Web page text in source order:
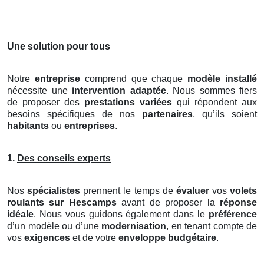
Une solution pour tous
Notre entreprisecomprend que chaque modèle installé
nécessite une intervention adaptée. Nous sommes fiers
de proposer des prestations variées qui répondent aux
besoins spécifiques de nos partenaires, qu’ils soient
habitants ou entreprises.
1. Des conseils experts
Nosspécialistes prennent le temps de évaluervos volets
roulants sur Hescampsavant de proposer la réponse
idéale. Nous vous guidons également dans le préférence
d’un modèle ou d’une modernisation, en tenant compte de
vos exigences et de votre enveloppe budgétaire.